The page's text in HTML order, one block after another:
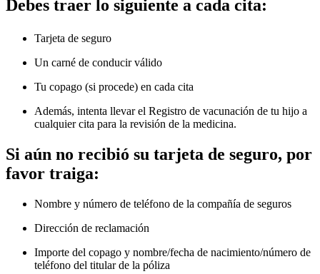
Debes traer lo siguiente a cada cita:
Tarjeta de seguro
Un carné de conducir válido
Tu copago (si procede) en cada cita
Además, intenta llevar el Registro de vacunación de tu hijo a
cualquier cita para la revisión de la medicina.
Si aún no recibió su tarjeta de seguro, por
favor traiga:
Nombre y número de teléfono de la compañía de seguros
Dirección de reclamación
Importe del copago y nombre/fecha de nacimiento/número de
teléfono del titular de la póliza